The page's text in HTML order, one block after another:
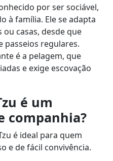
por ser sociável,
à família. Ele se adapta
casas, desde que
passeios regulares.
é a pelagem, que
e exige escovação
é um
companhia?
é ideal para quem
e de fácil convivência.